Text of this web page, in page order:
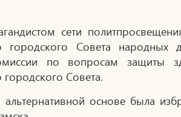
сети
городского Совета народных
по вопросам защиты
Совета.
основе была